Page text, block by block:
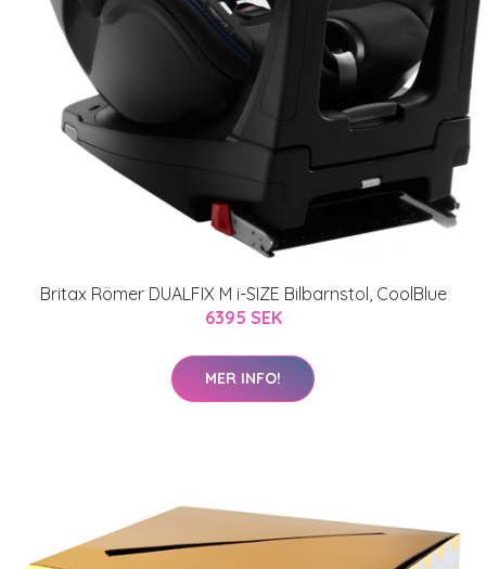
Britax Römer DUALFIX M i-SIZE Bilbarnstol, CoolBlue
6395 SEK
MER INFO!